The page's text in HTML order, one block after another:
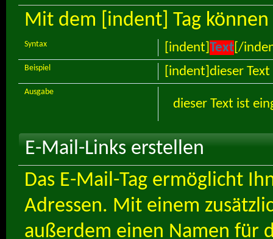
Mit dem [indent] Tag
[indent] Text[/
Syntax
[indent]dieser
Beispiel
dieser Text ist
Ausgabe
E-Mail-Links erstellen
Das E-Mail-Tag ermöglicht
Adressen. Mit einem
außerdem einen Namen für